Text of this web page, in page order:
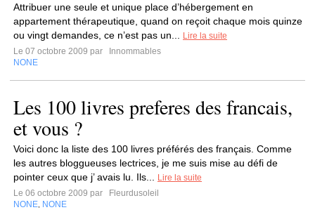
Attribuer une seule et unique place d’hébergement en
appartement thérapeutique, quand on reçoit chaque mois quinze
ou vingt demandes, ce n’est pas un...
Lire la suite
Le 07 octobre 2009 par
Innommables
NONE
Les 100 livres preferes des francais,
et vous ?
Voici donc la liste des 100 livres préférés des français. Comme
les autres bloggueuses lectrices, je me suis mise au défi de
pointer ceux que j’ avais lu. Ils...
Lire la suite
Le 06 octobre 2009 par
Fleurdusoleil
NONE NONE